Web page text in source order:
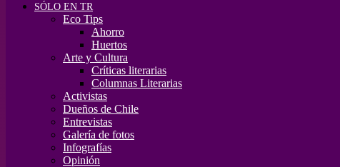
SÓLO EN TR
Eco Tips
Ahorro
Huertos
Arte y Cultura
Críticas literarias
Columnas Literarias
Activistas
Dueños de Chile
Entrevistas
Galería de fotos
Infografías
Opinión